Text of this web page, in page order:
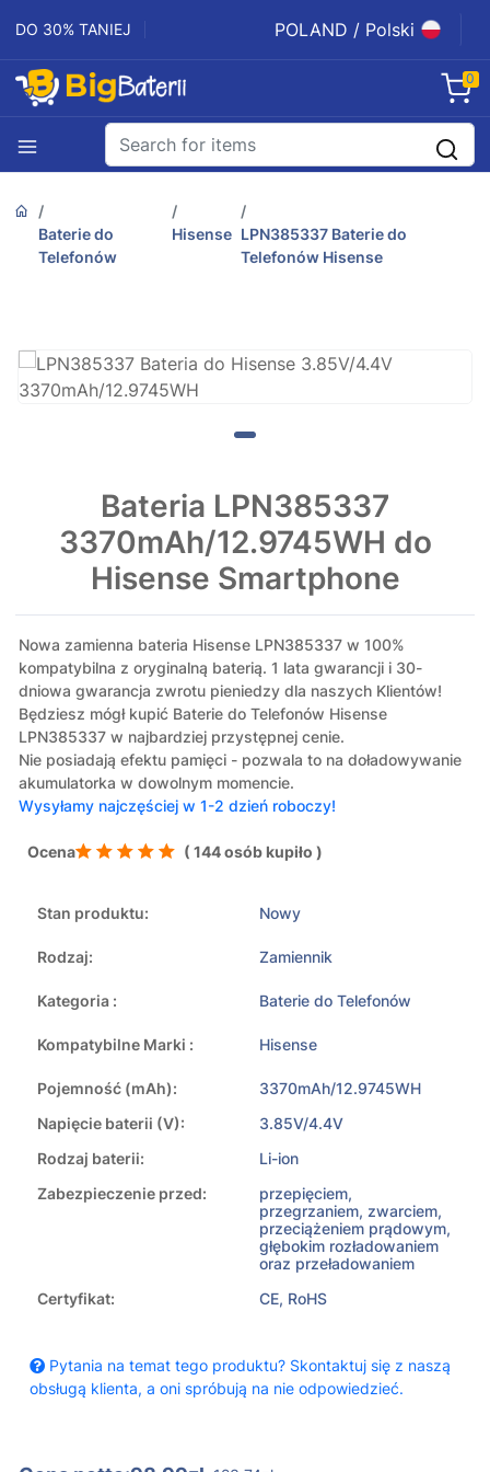
DO 30% TANIEJ POLAND / Polski
0
Baterie do
Telefonów
Hisense LPN385337 Baterie do
Telefonów Hisense
Bateria LPN385337
3370mAh/12.9745WH do
Hisense Smartphone
Nowa zamienna bateria Hisense LPN385337 w 100%
kompatybilna z oryginalną baterią. 1 lata gwarancji i 30-
dniowa gwarancja zwrotu pieniedzy dla naszych Klientów!
Będziesz mógł kupić Baterie do Telefonów Hisense
LPN385337 w najbardziej przystępnej cenie.
Nie posiadają efektu pamięci - pozwala to na doładowywanie
akumulatorka w dowolnym momencie.
Wysyłamy najczęściej w 1-2 dzień roboczy!
Ocena ( 144 osób kupiło )
Stan produktu: Nowy
Rodzaj: Zamiennik
Kategoria : Baterie do Telefonów
Kompatybilne Marki : Hisense
Pojemność (mAh):
3370mAh/12.9745WH
Napięcie baterii (V):
3.85V/4.4V
Rodzaj baterii:
Li-ion
Zabezpieczenie przed:
przepięciem,
przegrzaniem, zwarciem,
przeciążeniem prądowym,
głębokim rozładowaniem
oraz przeładowaniem
Certyfikat:
CE, RoHS
Pytania na temat tego produktu? Skontaktuj się z naszą
obsługą klienta, a oni spróbują na nie odpowiedzieć.